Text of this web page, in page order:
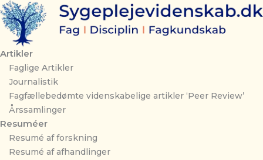
Gå
til
indholdet
Artikler
Faglige Artikler
Journalistik
Fagfællebedømte videnskabelige artikler ‘Peer Review’
Årssamlinger
Resuméer
Resumé af forskning
Resumé af afhandlinger